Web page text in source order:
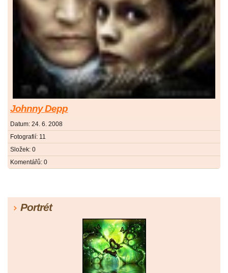
Johnny Depp
Datum: 24. 6. 2008
Fotografií: 11
Složek: 0
Komentářů: 0
Portrét